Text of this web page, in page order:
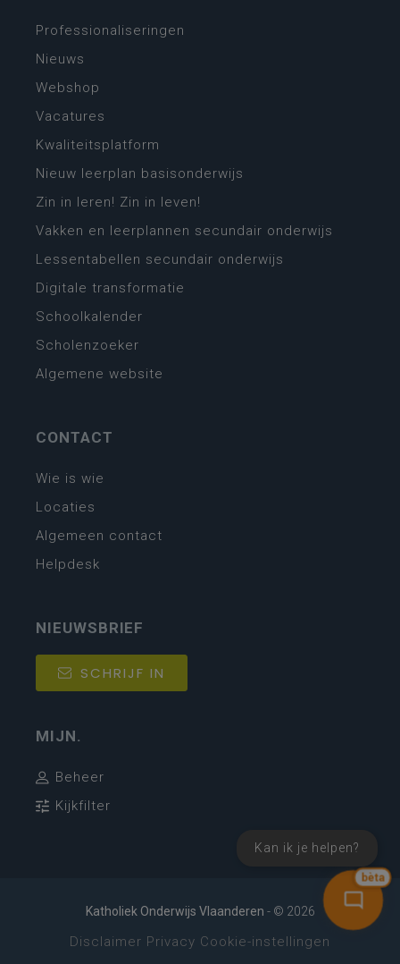
bèta
Kan ik je helpen?
Professionaliseringen
Nieuws
Webshop
Vacatures
Kwaliteitsplatform
Nieuw leerplan basisonderwijs
Zin in leren! Zin in leven!
Vakken en leerplannen secundair onderwijs
Lessentabellen secundair onderwijs
Digitale transformatie
Schoolkalender
Scholenzoeker
Algemene website
CONTACT
Wie is wie
Locaties
Algemeen contact
Helpdesk
NIEUWSBRIEF
SCHRIJF IN
MIJN.
Beheer
Kijkfilter
Katholiek Onderwijs Vlaanderen - © 2026
Disclaimer Privacy Cookie-instellingen